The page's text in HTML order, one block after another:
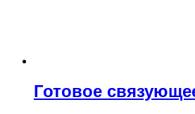
Готовое